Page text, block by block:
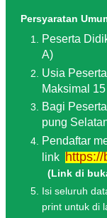
Persyaratan
Peserta
A)
Usia Peserta
Maksimal 15
Bagi Peserta
pung S
Pendaftar
link https://
(Link di
Isi seluruh
print untuk di